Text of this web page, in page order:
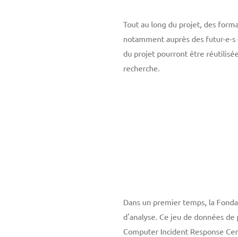
Tout au long du projet, des
notamment auprès des futur-e-
du projet pourront être
recherche.
Dans un premier temps, la
d'analyse. Ce jeu de données
Computer Incident Response